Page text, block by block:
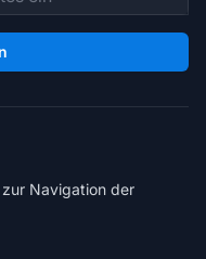
Navigation der